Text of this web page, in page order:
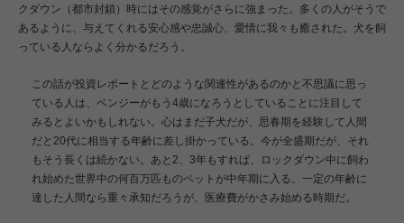
クダウン（都市封鎖）時にはその感覚がさらに強まった。多くの人がそうで
あるように、与えてくれる安心感や忠誠心、愛情に我々も癒された。犬を飼
っている人ならよく分かるだろう。
この話が投資レポートとどのような関連性があるのかと不思議に思っ
ている人は、ベンジーがもう4歳になろうとしていることに注目して
みるとよいかもしれない。心はまだ子犬だが、思春期を経験して人間
だと20代に相当する年齢に差し掛かっている。今が全盛期だが、それ
もそう長くは続かない。あと2、3年もすれば、ロックダウン中に飼わ
れ始めた世界中の何百万匹ものペットが中年期に入る。一定の年齢に
達した人間なら重々承知だろうが、医療費がかさみ始める時期だ。